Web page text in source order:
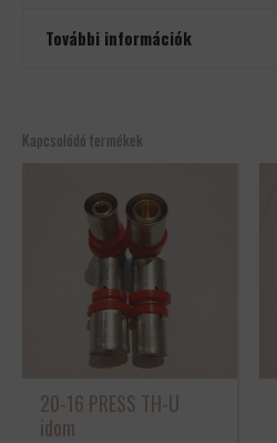
További információk
Méretek
Kapcsolódó termékek
20-16 PRESS TH-U
idom